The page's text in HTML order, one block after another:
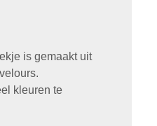
is gemaakt uit
kleuren te